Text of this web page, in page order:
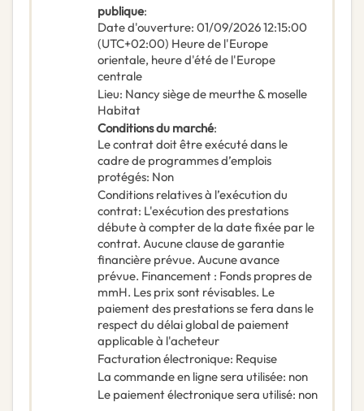
publique:
Date d'ouverture: 01/09/202612:15:00
(UTC+02:00) Heure de l'Europe
orientale, heure d'été de l'Europe
centrale
Lieu: Nancy siège de meurthe & moselle
Habitat
Conditions du marché:
Le contrat doit être exécuté dans le
cadre de programmes d’emplois
protégés: Non
Conditions relatives à l’exécution du
contrat: L'exécution des prestations
débute à compter de la date fixée par le
contrat. Aucune clause de garantie
financière prévue. Aucune avance
prévue. Financement : Fonds propres de
mmH. Les prix sont révisables. Le
paiement des prestations se fera dans le
respect du délai global de paiement
applicable à l'acheteur
Facturation électronique: Requise
La commande en ligne sera utilisée: non
Le paiement électronique sera utilisé: non